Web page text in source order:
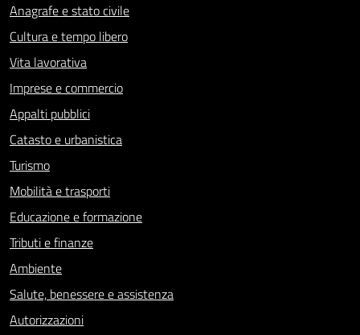
Anagrafe e stato civile
Cultura e tempo libero
Vita lavorativa
Imprese e commercio
Appalti pubblici
Catasto e urbanistica
Turismo
Mobilità e trasporti
Educazione e formazione
Tributi e finanze
Ambiente
Salute, benessere e assistenza
Autorizzazioni